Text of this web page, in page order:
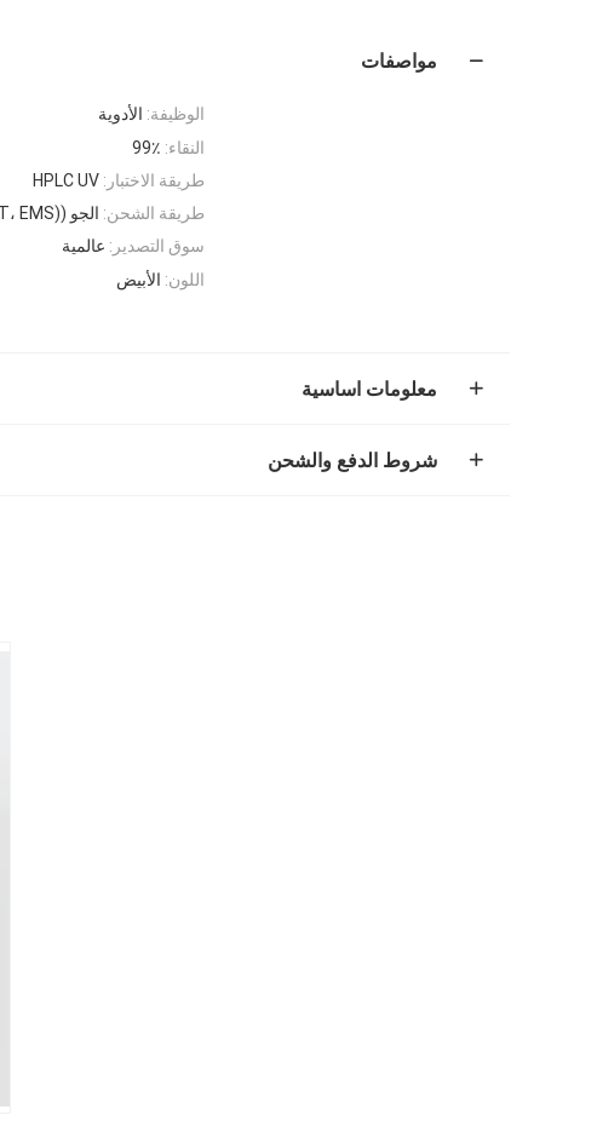
مواصفات
الوظيفة: الأدوية
النقاء: 99٪
طريقة الاختبار: HPLC UV
طريقة الشحن: الجو ((UPS، FedEx، TNT، EMS) أو البحر
سوق التصدير: عالمية
اللون: الأبيض
معلومات اساسية
شروط الدفع والشحن